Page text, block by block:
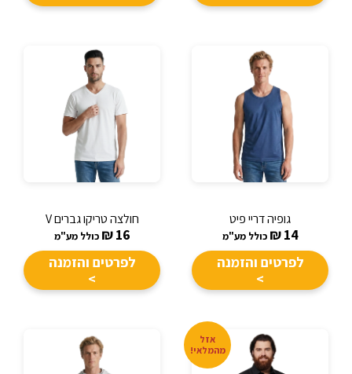
גופיה דריי פיט
14
₪ כולל מע"מ
לפרטים והזמנה
>
חולצה טריקו גברים V
16
₪ כולל מע"מ
לפרטים והזמנה
>
אזל
מהמלאי!